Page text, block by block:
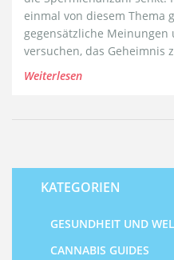
einmal von diesem Thema
gegensätzliche
versuchen, das Geheimnis
gemeinsam die Fakten
Weiterlesen
KATEGORIEN
GESUNDHEIT UND
CANNABIS GUIDES